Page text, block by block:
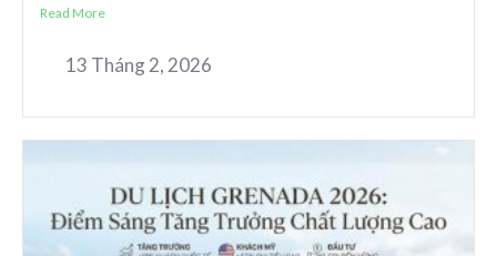
Read More
13 Tháng 2, 2026